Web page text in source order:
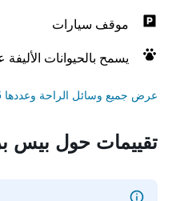
موقف سيارات
يسمح بالحيوانات
عرض جميع وسائل الراحة وعددها 55
تقييمات حول بيس